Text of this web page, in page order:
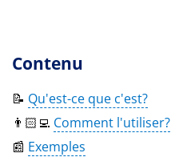
Contenu
📝 Qu'est-ce que c'est?
👨🏻‍💻 Comment l'utiliser?
📰 Exemples